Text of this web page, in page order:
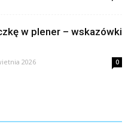
w plener – wskazówki
2026 0